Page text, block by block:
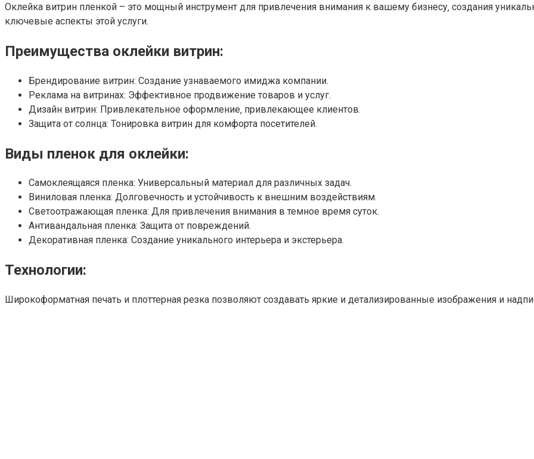
Оклейка витрин пленкой – это мощный инструмент для привлечения внимания к вашему бизнесу‚ создания
ключевые аспекты этой услуги.
Преимущества оклейки витрин:
Брендирование витрин: Создание узнаваемого имиджа компании.
Реклама на витринах: Эффективное продвижение товаров и услуг.
Дизайн витрин: Привлекательное оформление‚ привлекающее клиентов.
Защита от солнца: Тонировка витрин для комфорта посетителей.
Виды пленок для оклейки:
Самоклеящаяся пленка: Универсальный материал для различных задач.
Виниловая пленка: Долговечность и устойчивость к внешним воздействиям.
Светоотражающая пленка: Для привлечения внимания в темное время суток.
Антивандальная пленка: Защита от повреждений.
Декоративная пленка: Создание уникального интерьера и экстерьера.
Технологии:
Широкоформатная печать и плоттерная резка позволяют создавать яркие и детализированные изображения и